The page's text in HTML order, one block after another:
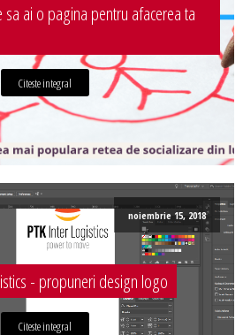
ai o pagina pentru afacerea ta
Citeste integral
noiembrie 15, 2018
- propuneri design logo
Citeste integral